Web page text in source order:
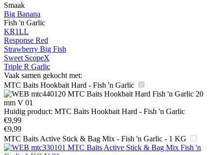
Smaak
Big Banana
Fish 'n Garlic
KR1LL
Response Red
Strawberry Big Fish
Sweet ScopeX
Triple R Garlic
Vaak samen gekocht met:
MTC Baits Hookbait Hard - Fish 'n Garlic
Huidig product: MTC Baits Hookbait Hard - Fish 'n Garlic
€9,99
€9,99
MTC Baits Active Stick & Bag Mix - Fish 'n Garlic - 1 KG